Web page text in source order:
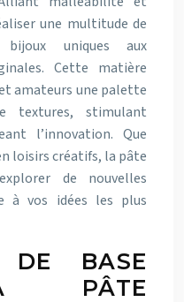
une multitude de
uniques aux
Cette matière
amateurs une palette
textures, stimulant
l’innovation. Que
loisirs créatifs, la pâte
de nouvelles
à vos idées les plus
DE BASE
PÂTE